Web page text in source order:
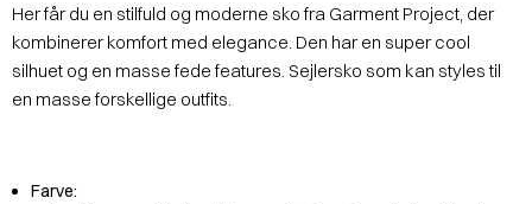
Her får du en stilfuld og moderne sko fra Garment Project, der
kombinerer komfort med elegance. Den har en super cool
silhuet og en masse fede features. Sejlersko som kan styles til
en masse forskellige outfits.
Farve: